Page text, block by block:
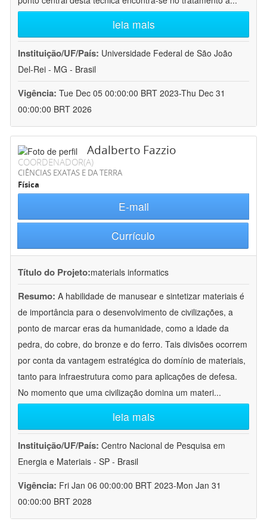
leia mais
Instituição/UF/País: Universidade Federal de São João
Del-Rei - MG - Brasil
Vigência: Tue Dec 05 00:00:00 BRT 2023-Thu Dec 31
00:00:00 BRT 2026
Adalberto Fazzio
COORDENADOR(A)
CIÊNCIAS EXATAS E DA TERRA
Física
E-mail
Currículo
Título do Projeto:materials informatics
Resumo: A habilidade de manusear e sintetizar materiais é
de importância para o desenvolvimento de civilizações, a
ponto de marcar eras da humanidade, como a idade da
pedra, do cobre, do bronze e do ferro. Tais divisões ocorrem
por conta da vantagem estratégica do domínio de materiais,
tanto para infraestrutura como para aplicações de defesa.
No momento que uma civilização domina um materi...
leia mais
Instituição/UF/País: Centro Nacional de Pesquisa em
Energia e Materiais - SP - Brasil
Vigência: Fri Jan 06 00:00:00 BRT 2023-Mon Jan 31
00:00:00 BRT 2028